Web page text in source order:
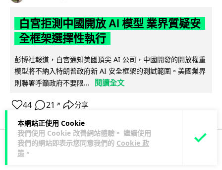
本網站正使用 Cookie
我們使用 Cookie 改善網站體驗。 繼續使用
我們的網站即表示您同意我們的 Cookie 政
策 。
白宮拒測中國開放 AI 模型 業界質疑安
全框架選擇性執行
彭博社報道，白宮通知美國頂尖 AI 公司，中國開發的開放權重
模型將不納入特朗普政府新 AI 安全框架的測試範圍。美國業界
則聯署呼籲政府不要限...
閱讀全文
44 21 ↗ 分享
人工智能